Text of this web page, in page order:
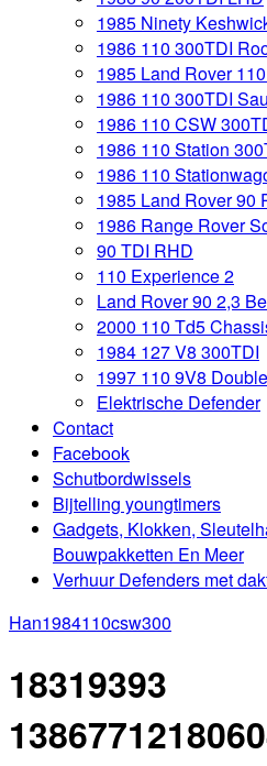
1985 Ninety
1986 110 300TDI
1985 Land Rover
1986 110 300TDI
1986 110 CSW
1986 110 Station
1986 110
1985 Land Rover 90
1986 Range Rover
90 TDI RHD
110 Experience 2
Land Rover 90 2,3
2000 110 Td5
1984 127 V8 300TDI
1997 110 9V8
Elektrische Defender
Contact
Facebook
Schutbordwissels
Bijtelling youngtimers
Gadgets, Klokken,
Bouwpakketten En Meer
Verhuur Defenders met
Han1984110csw300
18319393